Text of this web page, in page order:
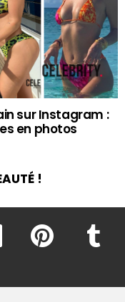
sur Instagram :
en photos
!
pinterest